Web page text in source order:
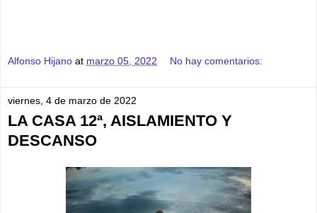
Alfonso Hijano at marzo 05, 2022 No hay comentarios:
viernes, 4 de marzo de 2022
LA CASA 12ª, AISLAMIENTO Y
DESCANSO